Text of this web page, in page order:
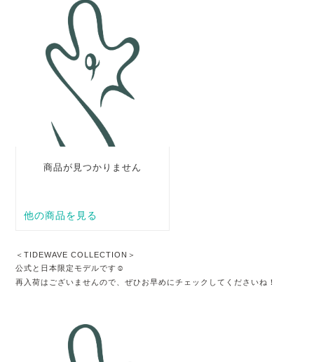
＜TIDEWAVE COLLECTION＞
公式と日本限定モデルです☺︎
再入荷はございませんので、ぜひお早めにチェックしてくださいね！